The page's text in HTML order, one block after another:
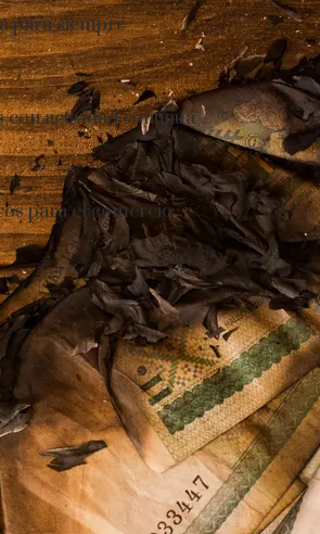
para siempre
con actividad continua
para el comercio